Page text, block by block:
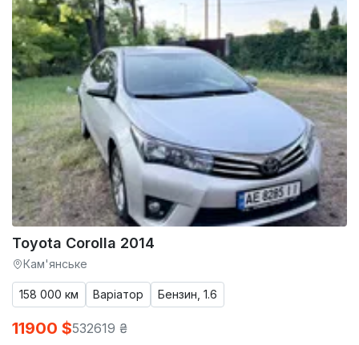
Toyota Corolla 2014
Кам'янське
158 000 км Варіатор Бензин, 1.6
11900 $532619 ₴